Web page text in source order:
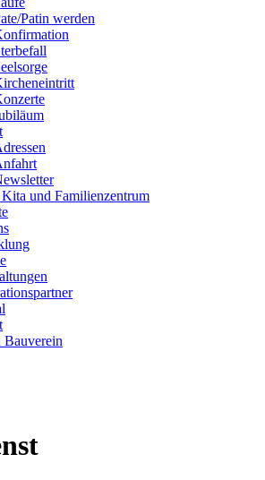
Patin werden
und Familienzentrum